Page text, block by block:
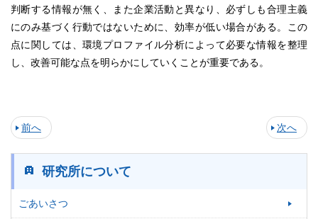
判断する情報が無く、また企業活動と異なり、必ずしも合理主義
にのみ基づく行動ではないために、効率が低い場合がある。この
点に関しては、環境プロファイル分析によって必要な情報を整理
し、改善可能な点を明らかにしていくことが重要である。
前へ 次へ
研究所について
ごあいさつ